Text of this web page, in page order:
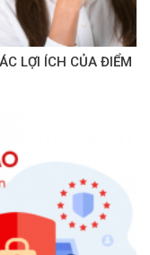
LỢI ÍCH CỦA ĐIỂM